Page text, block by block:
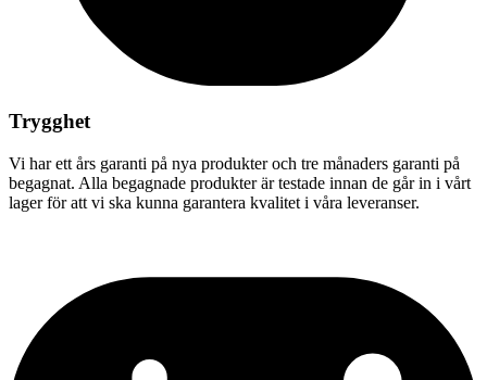
Trygghet
Vi har ett års garanti på nya produkter och tre månaders garanti på
begagnat. Alla begagnade produkter är testade innan de går in i vårt
lager för att vi ska kunna garantera kvalitet i våra leveranser.